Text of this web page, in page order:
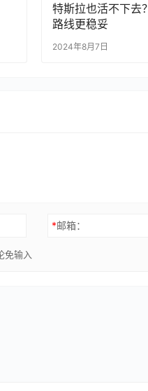
特斯拉也活不下去
路线更稳妥
2024年8月7日
*邮箱：
免输入